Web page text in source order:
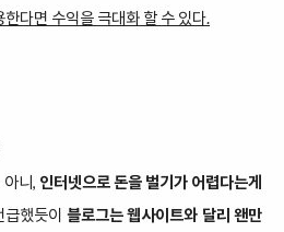
다면 수익을 극대화 할 수 있다.
니, 인터넷으로 돈을 벌기가 어렵다는게
했듯이 블로그는 웹사이트와 달리 왠만